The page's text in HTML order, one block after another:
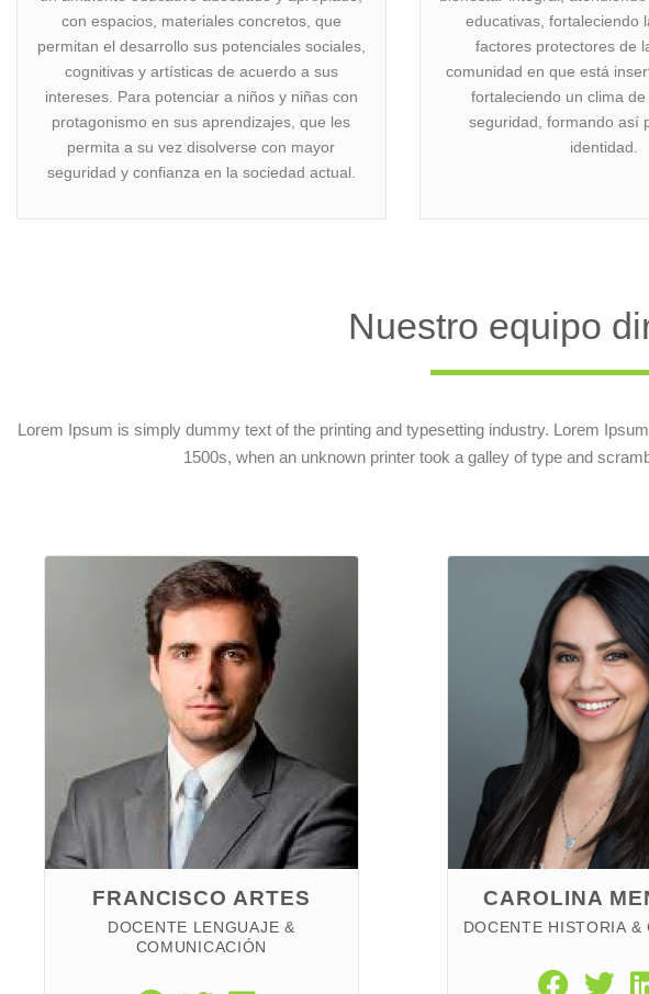
con espacios, materiales concretos, que
permitan el desarrollo sus potenciales sociales,
cognitivas y artísticas de acuerdo a sus
intereses. Para potenciar a niños y niñas con
protagonismo en sus aprendizajes, que les
permita a su vez disolverse con mayor
seguridad y confianza en la sociedad actual.
educativas, fortaleciendo
factores protectores de
comunidad en que está
fortaleciendo un clima
seguridad, formando así
identidad.
Nuestro equipo
Lorem Ipsum is simply dummy text of the printing and typesetting industry. Lorem
1500s, when an unknown printer took a galley of type and
FRANCISCO ARTES
DOCENTE LENGUAJE &
COMUNICACIÓN
CAROLINA
DOCENTE HISTORIA &